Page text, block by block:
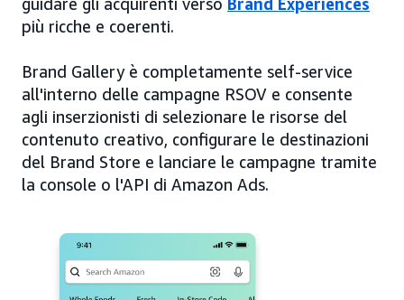
più ricche e coerenti.
Brand Gallery è completamente self-service
all'interno delle campagne RSOV e consente
agli inserzionisti di selezionare le risorse del
contenuto creativo, configurare le destinazioni
del Brand Store e lanciare le campagne tramite
la console o l'API di Amazon Ads.